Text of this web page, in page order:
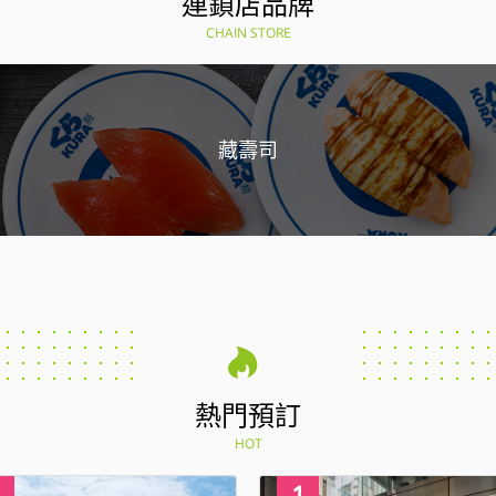
CHAIN STORE
藏壽司
熱門預訂
HOT